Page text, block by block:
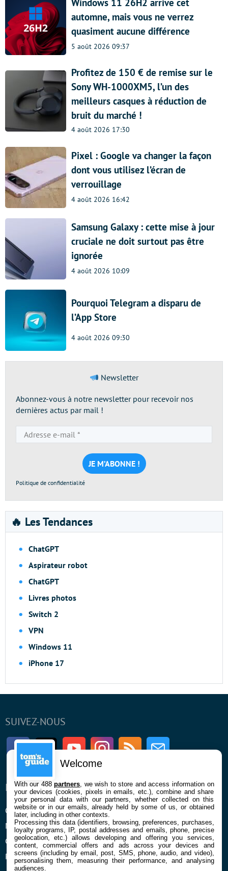
automne, mais vous ne verrez
quasiment aucune différence
5 août 2026 09:37
Profitez de 150 € de remise sur le
Sony WH-1000XM5, l’un des
meilleurs casques à réduction de
bruit du marché !
4 août 2026 17:30
Pixel : Google va changer la façon
dont vous utilisez l’écran de
verrouillage
4 août 2026 16:42
Samsung Galaxy : cette mise à jour
cruciale ne doit surtout pas être
ignorée
4 août 2026 10:09
Pourquoi Telegram a disparu de
l’App Store
4 août 2026 09:30
Newsletter
Abonnez-vous à notre newsletter pour recevoir nos
dernières actus par mail !
e-
mail
*
Politique de confidentialité
🔥 Les Tendances
ChatGPT
Aspirateur robot
ChatGPT
Livres photos
Switch 2
VPN
Windows 11
iPhone 17
SUIVEZ-NOUS
FacebookTwitter Youtube InstagramRSS Newsletter
ENTREPRISE
Qui sommes nous
Mentions légales et CGU
Confidentialité et Cookies
Préférences cookies
À PROPOS
La rédaction
Contact
Welcome
With our 488partners , we wish to store and access information on
your devices (cookies, pixels in emails, etc.), combine and share
your personal data with our partners, whether collected on this
website or in our emails, already held by some of us, or obtained
later, including in other contexts.
Processing this data (identifiers, browsing, preferences, purchases,
loyalty programs, IP, postal addresses and emails, phone, precise
geolocation, etc.) allows developing and offering you services,
content, commercial offers and ads across your devices and
screens (including by email, post, SMS, phone, audio, and video),
personalising them, measuring their performance, and analysing
audiences.